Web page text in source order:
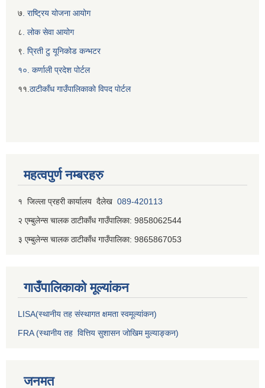
७. राष्ट्रिय योजना आयोग
८. लोक सेवा आयोग
९. प्रिती टु यूनिकोड कन्भटर
१०. कर्णाली प्रदेश पोर्टल
११.ठाटीकाँध गाउँपालिकाकाे विपद पाेर्टल
महत्वपुर्ण नम्बरहरु
१ जिल्‍ला प्रहरी कार्यालय दैलेख 089-420113
२ एम्बुलेन्स चालक ठाटीकाँध गाउँपालिका: 9858062544
३ एम्बुलेन्स चालक ठाटीकाँध गाउँपालिका: 9865867053
गाउँपालिकाकाे मूल्यांकन
LISA(स्थानीय तह संस्थागत क्षमता स्वमूल्यांकन)
FRA (स्थानीय तह वित्तिय सुशासन जोखिम मुल्याङ्कन)
जनमत